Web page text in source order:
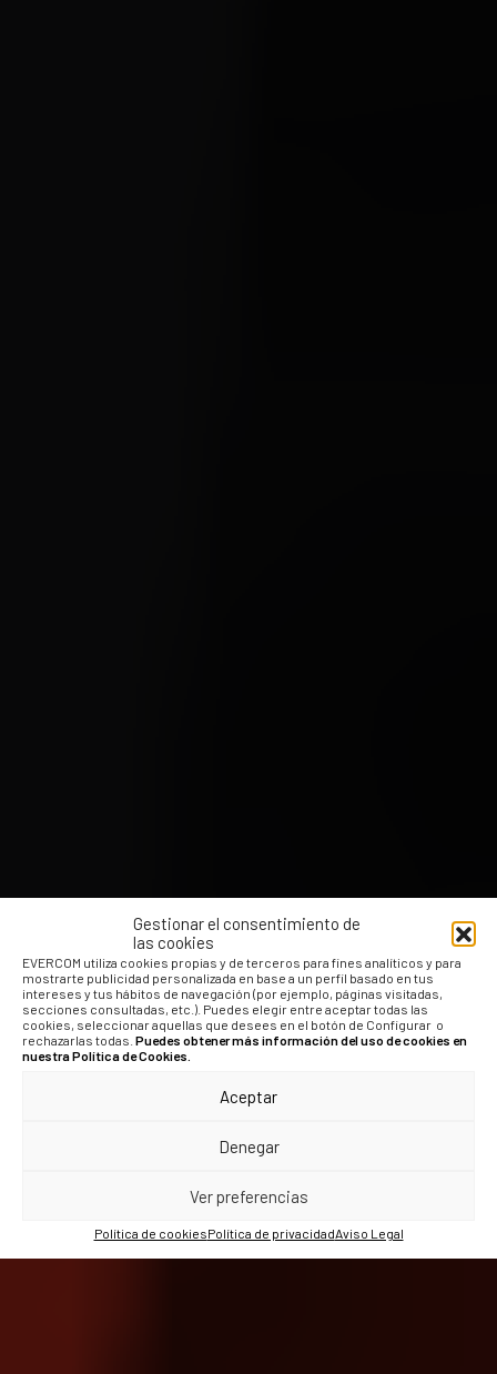
Gestionar el consentimiento de
las cookies
EVERCOM utiliza cookies propias y de terceros para fines analíticos y para
mostrarte publicidad personalizada en base a un perfil basado en tus
intereses y tus hábitos de navegación (por ejemplo, páginas visitadas,
secciones consultadas, etc.). Puedes elegir entre aceptar todas las
cookies, seleccionar aquellas que desees en el botón de Configurar o
rechazarlas todas. Puedes obtener más información del uso de cookies en
nuestra Política de Cookies.
Aceptar
Denegar
Ver preferencias
Política de cookiesPolítica de privacidadAviso Legal